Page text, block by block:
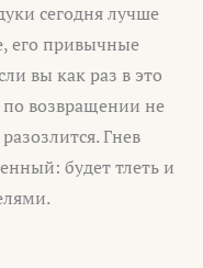
сегодня лучше
его привычные
вы как раз в это
по возвращении не
Гнев
будет тлеть и